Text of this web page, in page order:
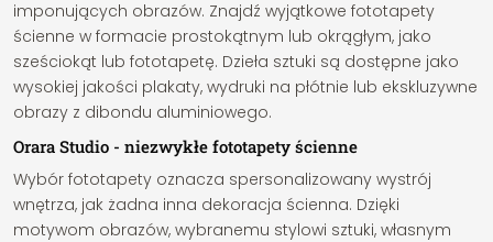
imponujących obrazów. Znajdź wyjątkowe fototapety
ścienne w formacie prostokątnym lub okrągłym, jako
sześciokąt lub fototapetę. Dzieła sztuki są dostępne jako
wysokiej jakości plakaty, wydruki na płótnie lub ekskluzywne
obrazy z dibondu aluminiowego.
Orara Studio - niezwykłe fototapety ścienne
Wybór fototapety oznacza spersonalizowany wystrój
wnętrza, jak żadna inna dekoracja ścienna. Dzięki
motywom obrazów, wybranemu stylowi sztuki, własnym